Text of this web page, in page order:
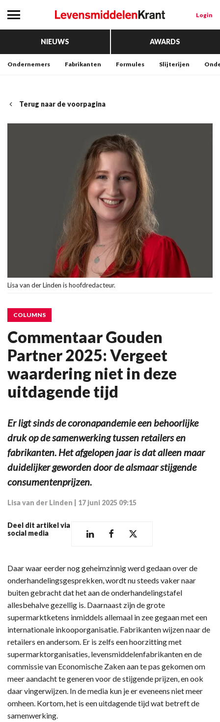
Login
NIEUWS AWARDS
Ondernemers Fabrikanten Formules Slijterijen
Terug naar de voorpagina
Lisa van der Linden is hoofdredacteur.
COLUMNS
Commentaar Gouden
Partner 2025: Vergeet
waardering niet in deze
uitdagende tijd
Er ligt sinds de coronapandemie een behoorlijke
druk op de samenwerking tussen retailers en
fabrikanten. Het afgelopen jaar is dat alleen maar
duidelijker geworden door de alsmaar stijgende
consumentenprijzen.
Lisa van der Linden 17 juni 2025 09:15
Deel dit artikel via
social media
Daar waar eerder nog geheimzinnig werd gedaan over de
onderhandelingsgesprekken, wordt nu steeds vaker naar
buiten gebracht dat het aan de onderhandelingstafel
allesbehalve gezellig is. Daarnaast zijn de grote
supermarktketens inmiddels allemaal in zee gegaan met een
internationale inkooporganisatie. Fabrikanten wijzen naar de
retailers en andersom. Er is zelfs een hoorzitting met
supermarktorganisaties, levensmiddelenfabrikanten en de
commissie van Economische Zaken aan te pas gekomen om
meer aandacht te generen voor de stijgende prijzen, en ook
daar vingerwijzen. In de media kun je er eveneens niet meer
omheen. Kortom, het is een uitdagende tijd wat betreft de
samenwerking.